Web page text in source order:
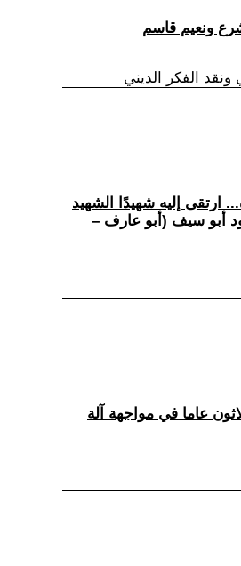
ونقد الفكر الديني
ارتقى إليه شهيدًا الشهيد
أبو سيف (أبو عارف –
عاما في مواجهة آلة